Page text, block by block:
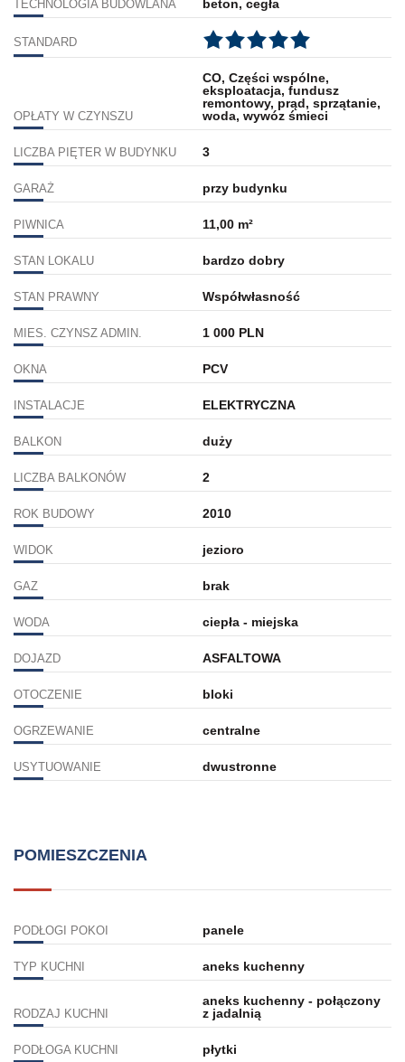
TECHNOLOGIA BUDOWLANA beton, cegła
STANDARD
OPŁATY W CZYNSZU
CO, Części wspólne,
eksploatacja, fundusz
remontowy, prąd, sprzątanie,
woda, wywóz śmieci
LICZBA PIĘTER W BUDYNKU 3
GARAŻ przy budynku
PIWNICA 11,00 m²
STAN LOKALU bardzo dobry
STAN PRAWNY Współwłasność
MIES. CZYNSZ ADMIN. 1 000 PLN
OKNA PCV
INSTALACJE ELEKTRYCZNA
BALKON duży
LICZBA BALKONÓW 2
ROK BUDOWY 2010
WIDOK jezioro
GAZ brak
WODA ciepła - miejska
DOJAZD ASFALTOWA
OTOCZENIE bloki
OGRZEWANIE centralne
USYTUOWANIE dwustronne
POMIESZCZENIA
PODŁOGI POKOI panele
TYP KUCHNI aneks kuchenny
RODZAJ KUCHNI
aneks kuchenny - połączony
z jadalnią
PODŁOGA KUCHNI płytki